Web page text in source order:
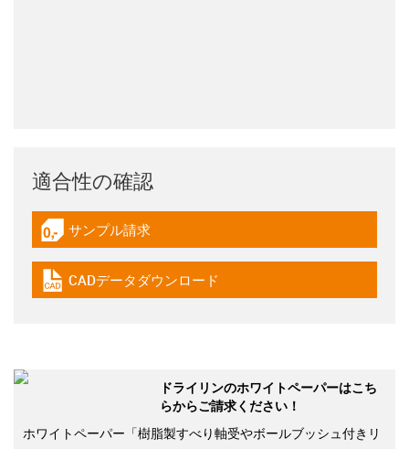
適合性の確認
igus-icon-gratismuster
サンプル請求
igus-icon-cad-dateien
CADデータダウンロード
ドライリンのホワイトペーパーはこち
らからご請求ください！
ホワイトペーパー「樹脂製すべり軸受やボールブッシュ付きリ